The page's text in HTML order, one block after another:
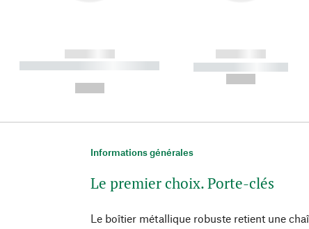
------------
----------- ----------- ----------
------------
----------- -----------
Informations générales
Le premier choix. Porte-clés
Le boîtier métallique robuste retient une